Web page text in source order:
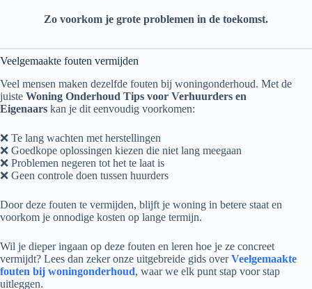
Zo voorkom je grote problemen in de toekomst.
Veelgemaakte fouten vermijden
Veel mensen maken dezelfde fouten bij woningonderhoud. Met de
juiste Woning Onderhoud Tips voor Verhuurders en
Eigenaars kan je dit eenvoudig voorkomen:
❌ Te lang wachten met herstellingen
❌ Goedkope oplossingen kiezen die niet lang meegaan
❌ Problemen negeren tot het te laat is
❌ Geen controle doen tussen huurders
Door deze fouten te vermijden, blijft je woning in betere staat en
voorkom je onnodige kosten op lange termijn.
Wil je dieper ingaan op deze fouten en leren hoe je ze concreet
vermijdt? Lees dan zeker onze uitgebreide gids overVeelgemaakte
fouten bij woningonderhoud, waar we elk punt stap voor stap
uitleggen.